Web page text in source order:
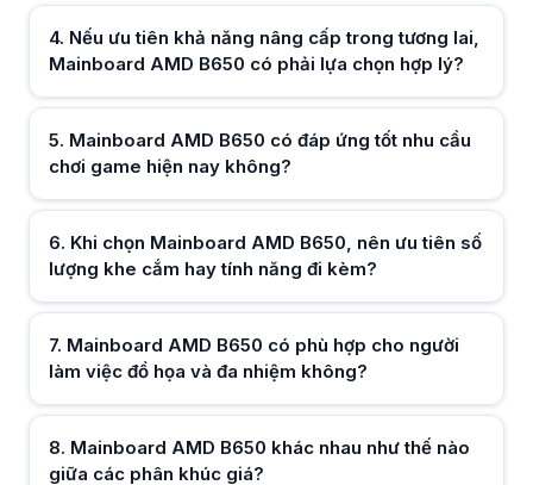
Mainboard AMD B650 là lựa chọn phù hợp cho người mới build PC
Hữu ích (0)
Hữu ích (0)
4. Nếu ưu tiên khả năng nâng cấp trong tương lai,
Mainboard AMD B650 có phải lựa chọn hợp lý?
5. Mainboard AMD B650 có đáp ứng tốt nhu cầu
chơi game hiện nay không?
6. Khi chọn Mainboard AMD B650, nên ưu tiên số
lượng khe cắm hay tính năng đi kèm?
Hữu ích (0)
7. Mainboard AMD B650 có phù hợp cho người
làm việc đồ họa và đa nhiệm không?
8. Mainboard AMD B650 khác nhau như thế nào
giữa các phân khúc giá?